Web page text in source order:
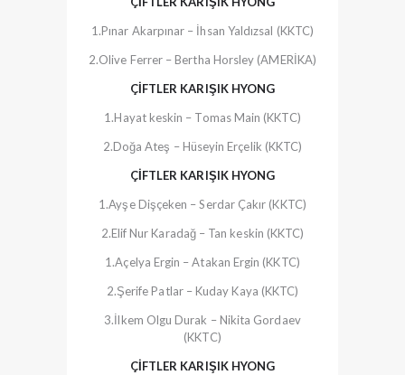
1.Pınar Akarpınar – İhsan Yaldızsal (KKTC)
2.Olive Ferrer – Bertha Horsley (AMERİKA)
ÇİFTLER KARIŞIK HYONG
1.Hayat keskin – Tomas Main (KKTC)
2.Doğa Ateş – Hüseyin Erçelik (KKTC)
ÇİFTLER KARIŞIK HYONG
1.Ayşe Dişçeken – Serdar Çakır (KKTC)
2.Elif Nur Karadağ – Tan keskin (KKTC)
1.Açelya Ergin – Atakan Ergin (KKTC)
2.Şerife Patlar – Kuday Kaya (KKTC)
3.İlkem Olgu Durak – Nikita Gordaev
(KKTC)
ÇİFTLER KARIŞIK HYONG